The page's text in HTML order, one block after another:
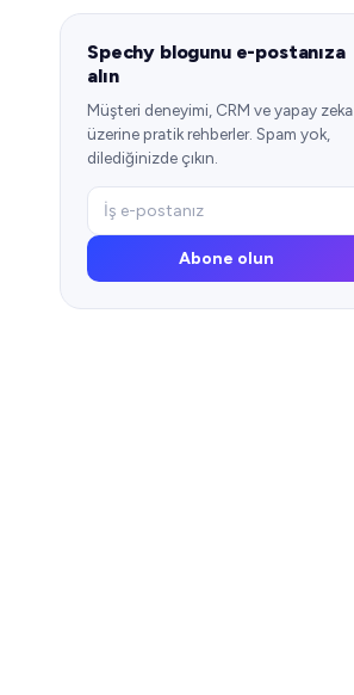
Spechy blogunu e-postanıza
alın
Müşteri deneyimi, CRM ve yapay zeka
üzerine pratik rehberler. Spam yok,
dilediğinizde çıkın.
Abone olun